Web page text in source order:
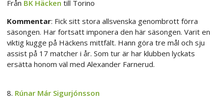
Från BK Häcken till Torino
Kommentar: Fick sitt stora allsvenska genombrott förra
säsongen. Har fortsatt imponera den här säsongen. Varit en
viktig kugge på Häckens mittfält. Hann göra tre mål och sju
assist på 17 matcher i år. Som tur är har klubben lyckats
ersätta honom väl med Alexander Farnerud.
8. Rúnar Már Sigurjónsson